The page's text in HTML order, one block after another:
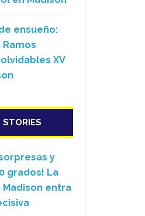
ensueño:
XV
STORIES
y
grados! La
Madison entra